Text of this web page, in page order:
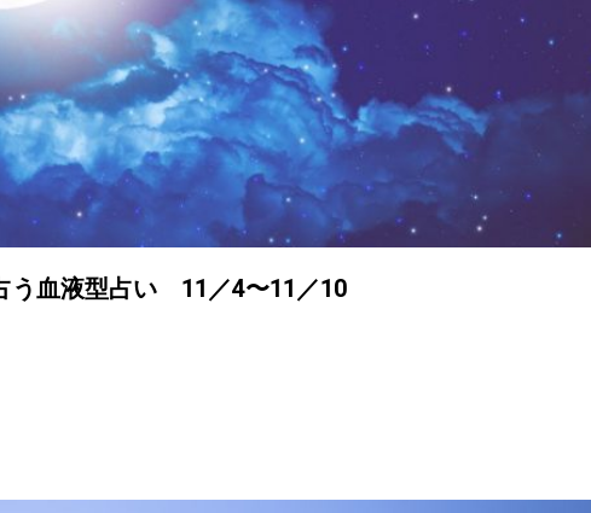
う血液型占い 11／4〜11／10